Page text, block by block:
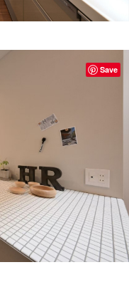
Save